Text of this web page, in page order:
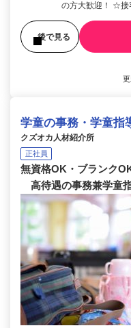
の方大歓迎！ ☆接
後で見る
学童の事務・学童指
クズオカ人材紹介所
正社員
無資格OK・ブランク
高待遇の事務兼学童